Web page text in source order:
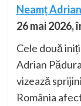
Neamț
26 mai 2026,
Cele două
Adrian
vizează
România